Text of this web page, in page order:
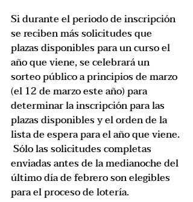
Si durante el periodo de inscripción
se reciben más solicitudes que
plazas disponibles para un curso el
año que viene, se celebrará un
sorteo público a principios de marzo
(el 12 de marzo este año) para
determinar la inscripción para las
plazas disponibles y el orden de la
lista de espera para el año que viene.
Sólo las solicitudes completas
enviadas antes de la medianoche del
último día de febrero son elegibles
para el proceso de lotería.